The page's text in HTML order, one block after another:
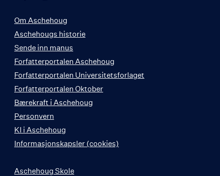
Om Aschehoug
Aschehougs historie
Sende inn manus
Forfatterportalen Aschehoug
Forfatterportalen Universitetsforlaget
Forfatterportalen Oktober
Bærekraft i Aschehoug
Personvern
KI i Aschehoug
Informasjonskapsler (cookies)
Aschehoug Skole